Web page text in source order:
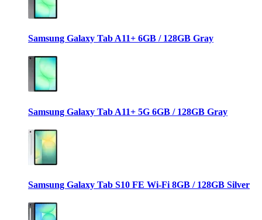
Samsung Galaxy Tab A11+ 6GB / 128GB Gray
Samsung Galaxy Tab A11+ 5G 6GB / 128GB Gray
Samsung Galaxy Tab S10 FE Wi-Fi 8GB / 128GB Silver